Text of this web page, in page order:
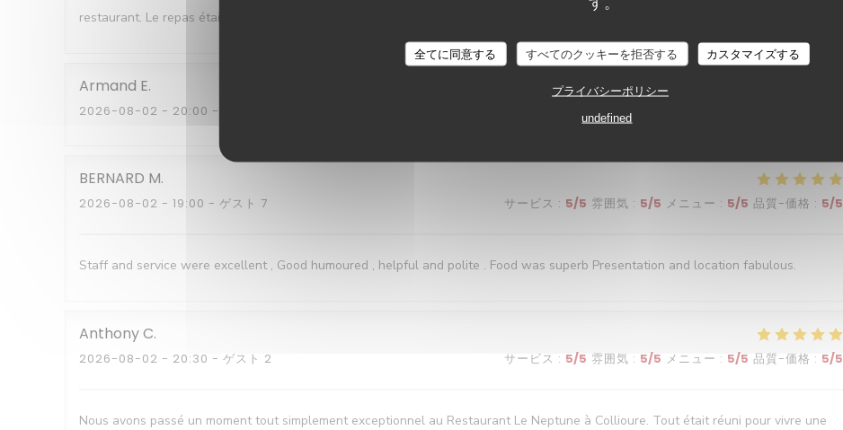
全てに同意する すべてのクッキーを拒否する カスタマイズする
プライバシーポリシー
undefined
restaurant. Le repas était esquis avec différentes saveurs proposées. A refaire
Armand E
2026-08-02 - 20:00 - ゲスト 5 雰囲気 :
BERNARD M
2026-08-02 - 19:00 - ゲスト 7 サービス : 5/5 雰囲気 : 5/5 メニュー : 5/5 品質-価格 : 5/5
Staff and service were excellent , Good humoured , helpful and polite . Food was superb Presentation and location fabulous.
AnthonyC
2026-08-02 - 20:30 - ゲスト 2 サービス : 5/5 雰囲気 : 5/5 メニュー : 5/5 品質-価格 : 5/5
Nous avons passé un moment tout simplement exceptionnel au Restaurant Le Neptune à Collioure. Tout était réuni pour vivre une
Le Neptune